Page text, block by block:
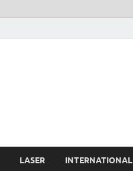
LASER INTERNATIONAL